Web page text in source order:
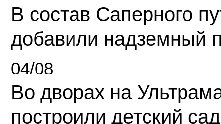
В состав Саперного
добавили надземный
04/08
Во дворах на
построили детский сад